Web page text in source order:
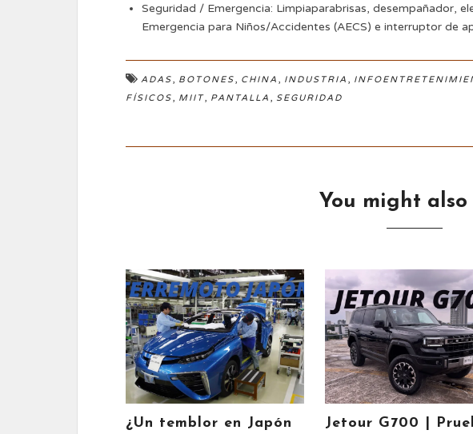
Seguridad / Emergencia: Limpiaparabrisas, desempañador,
Emergencia para Niños/Accidentes (AECS) e interruptor de
ADAS, BOTONES, CHINA , INDUSTRIA ,
FÍSICOS, MIIT, PANTALLA , SEGURIDAD
You might
¿Un temblor en Japón Jetour G700 |